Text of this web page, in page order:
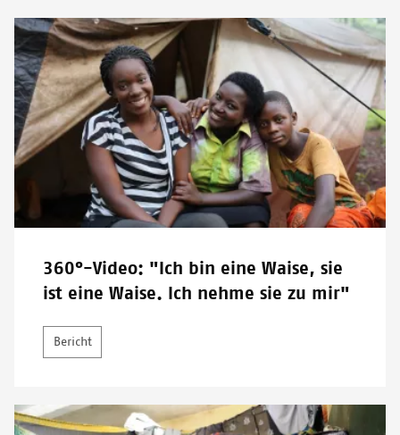
360°-Video: "Ich bin eine Waise, sie
ist eine Waise. Ich nehme sie zu mir"
Bericht